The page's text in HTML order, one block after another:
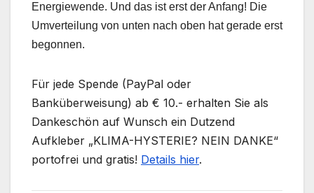
Energiewende. Und das ist erst der Anfang! Die
Umverteilung von unten nach oben hat gerade erst
begonnen.
Für jede Spende (PayPal oder
Banküberweisung) ab € 10.- erhalten Sie als
Dankeschön auf Wunsch ein Dutzend
Aufkleber „KLIMA-HYSTERIE? NEIN DANKE“
portofrei und gratis! Details hier.